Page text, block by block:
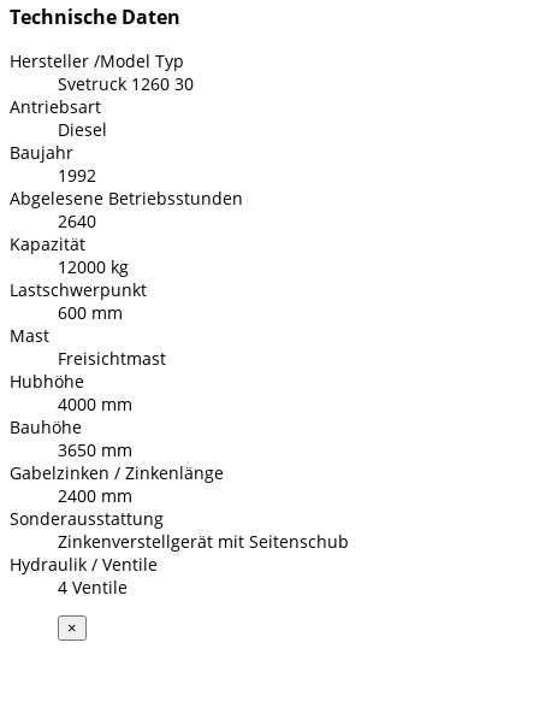
Technische Daten
Hersteller /Model Typ
Svetruck 1260 30
Antriebsart
Diesel
Baujahr
1992
Abgelesene Betriebsstunden
2640
Kapazität
12000 kg
Lastschwerpunkt
600 mm
Mast
Freisichtmast
Hubhöhe
4000 mm
Bauhöhe
3650 mm
Gabelzinken / Zinkenlänge
2400 mm
Sonderausstattung
Zinkenverstellgerät mit Seitenschub
Hydraulik / Ventile
4 Ventile
×